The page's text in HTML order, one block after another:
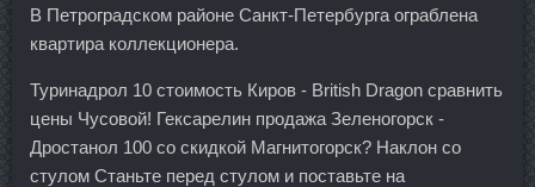
В Петроградском районе Санкт-Петербурга ограблена
квартира коллекционера.
Туринадрол 10 стоимость Киров - British Dragon сравнить
цены Чусовой! Гексарелин продажа Зеленогорск -
Дростанол 100 со скидкой Магнитогорск? Наклон со
стулом Станьте перед стулом и поставьте на